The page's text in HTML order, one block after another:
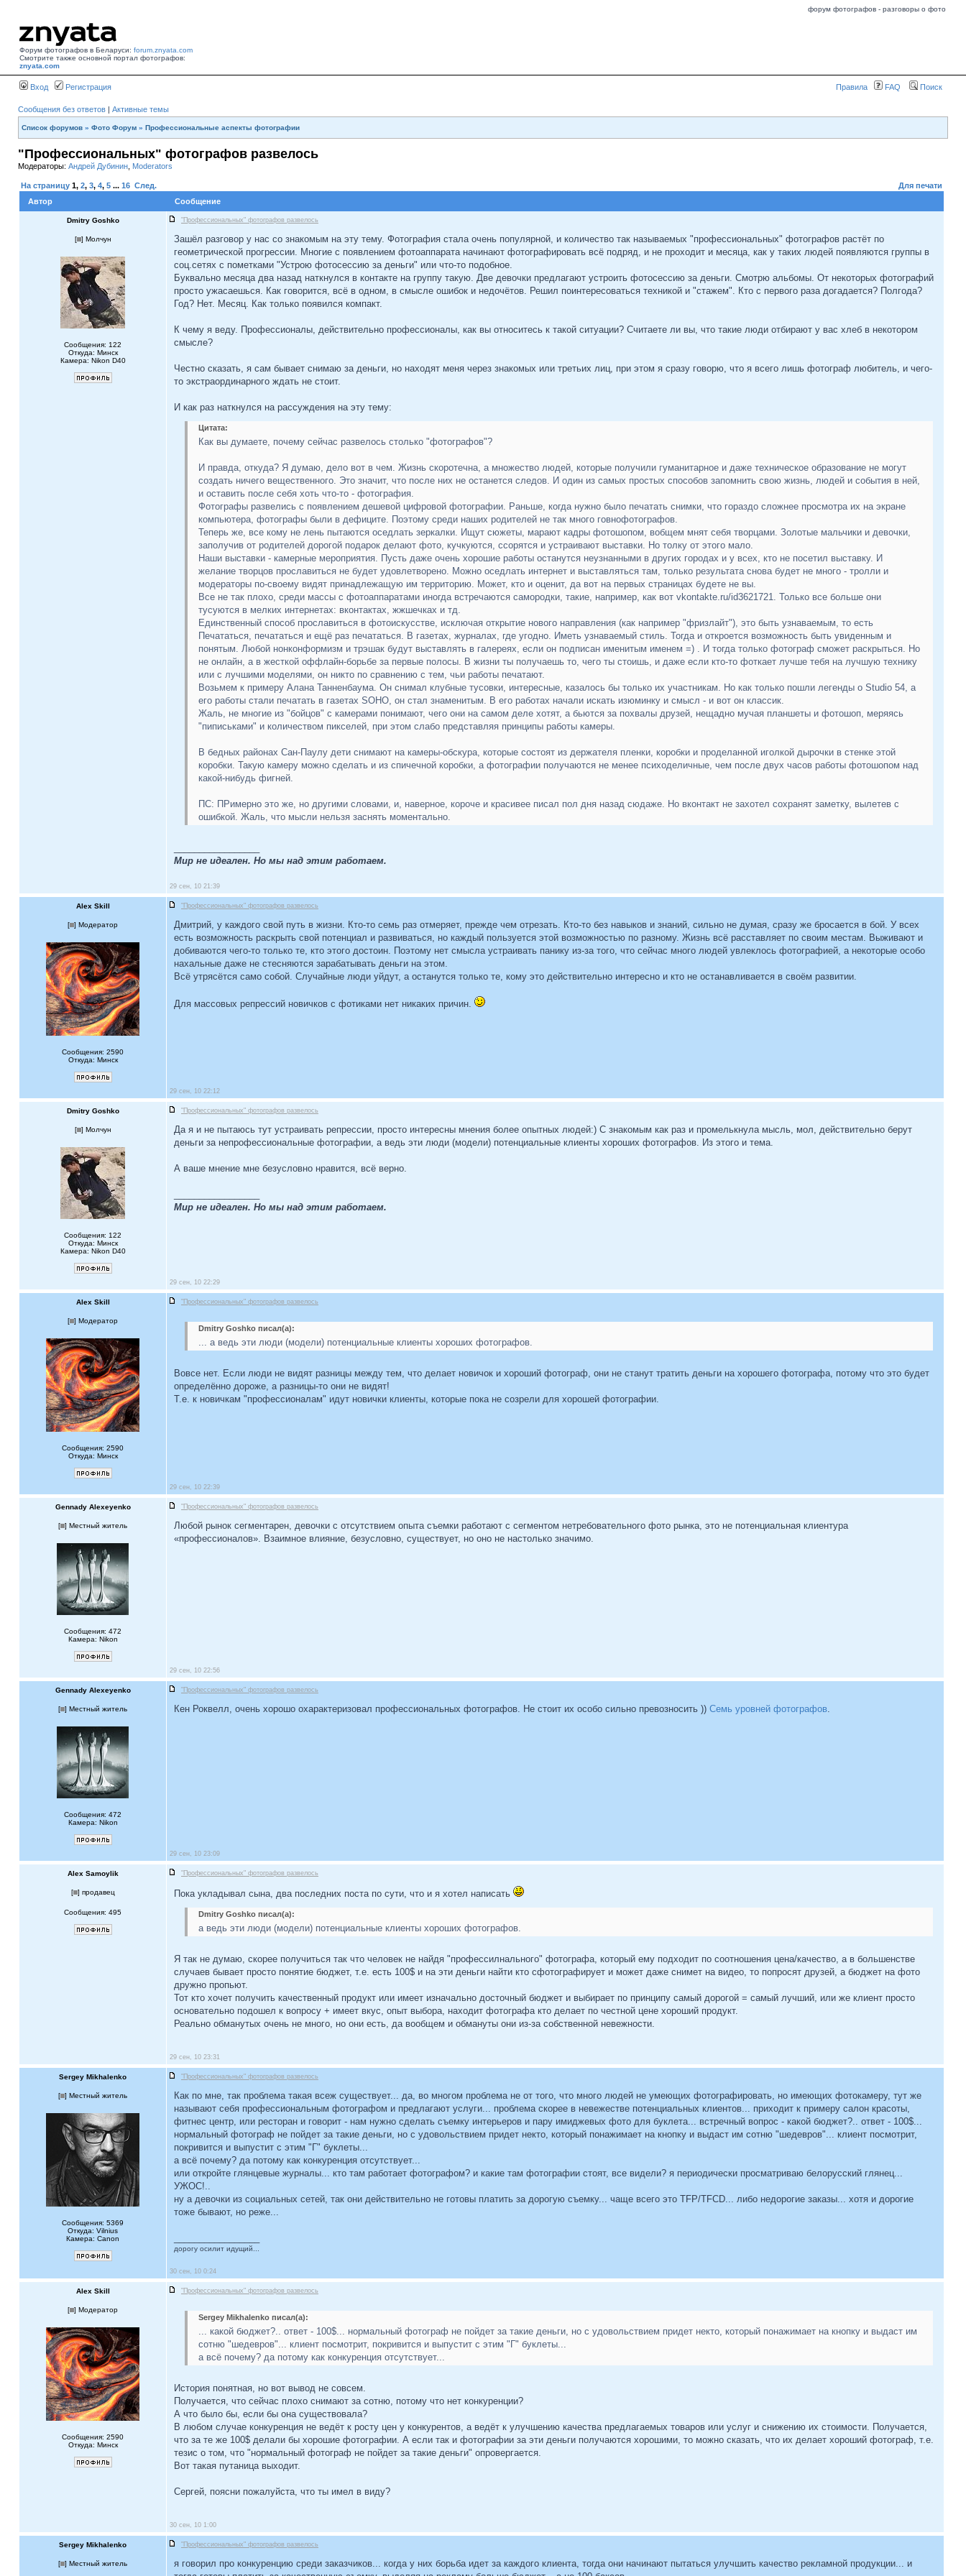
форум фотографов - разговоры о фото
Форум фотографов в Беларуси: forum.znyata.com
Смотрите также основной портал фотографов:
znyata.com
Вход Регистрация Правила FAQ Поиск
Сообщения без ответов | Активные темы
Список форумов » Фото Форум » Профессиональные аспекты фотографии
"Профессиональных" фотографов развелось
Модераторы: Андрей Дубинин Moderators
На страницу 1, 2, 3, 4, 5 ... 16 След.
Для печати
Автор
Сообщение
Dmitry Goshko "Профессиональных" фотографов развелось
[ ] Молчун
Сообщения: 122
Откуда: Минск
Камера: Nikon D40
Зашёл разговор у нас со знакомым на эту тему. Фотография стала очень популярной, и количество так называемых "профессиональных" фотографов растёт по
геометрической прогрессии. Многие с появлением фотоаппарата начинают фотографировать всё подряд, и не проходит и месяца, как у таких людей появляются группы в
соц.сетях с пометками "Устрою фотосессию за деньги" или что-то подобное.
Буквально месяца два назад наткнулся в контакте на группу такую. Две девочки предлагают устроить фотосессию за деньги. Смотрю альбомы. От некоторых фотографий
просто ужасаешься. Как говорится, всё в одном, в смысле ошибок и недочётов. Решил поинтересоваться техникой и "стажем". Кто с первого раза догадается? Полгода?
Год? Нет. Месяц. Как только появился компакт.
К чему я веду. Профессионалы, действительно профессионалы, как вы относитесь к такой ситуации? Считаете ли вы, что такие люди отбирают у вас хлеб в некотором
смысле?
Честно сказать, я сам бывает снимаю за деньги, но находят меня через знакомых или третьих лиц, при этом я сразу говорю, что я всего лишь фотограф любитель, и чего-
то экстраординарного ждать не стоит.
И как раз наткнулся на рассуждения на эту тему:
Цитата:
Как вы думаете, почему сейчас развелось столько "фотографов"?
И правда, откуда? Я думаю, дело вот в чем. Жизнь скоротечна, а множество людей, которые получили гуманитарное и даже техническое образование не могут
создать ничего вещественного. Это значит, что после них не останется следов. И один из самых простых способов запомнить свою жизнь, людей и события в ней,
и оставить после себя хоть что-то - фотография.
Фотографы развелись с появлением дешевой цифровой фотографии. Раньше, когда нужно было печатать снимки, что гораздо сложнее просмотра их на экране
компьютера, фотографы были в дефиците. Поэтому среди наших родителей не так много говнофотографов.
Теперь же, все кому не лень пытаются оседлать зеркалки. Ищут сюжеты, марают кадры фотошопом, вобщем мнят себя творцами. Золотые мальчики и девочки,
заполучив от родителей дорогой подарок делают фото, кучкуются, ссорятся и устраивают выставки. Но толку от этого мало.
Наши выставки - камерные мероприятия. Пусть даже очень хорошие работы останутся неузнанными в других городах и у всех, кто не посетил выставку. И
желание творцов прославиться не будет удовлетворено. Можно оседлать интернет и выставляться там, только результата снова будет не много - тролли и
модераторы по-своему видят принадлежащую им территорию. Может, кто и оценит, да вот на первых страницах будете не вы.
Все не так плохо, среди массы с фотоаппаратами иногда встречаются самородки, такие, например, как вот vkontakte.ru/id3621721. Только все больше они
тусуются в мелких интернетах: вконтактах, жжшечках и тд.
Единственный способ прославиться в фотоискусстве, исключая открытие нового направления (как например "фризлайт"), это быть узнаваемым, то есть
Печататься, печататься и ещё раз печататься. В газетах, журналах, где угодно. Иметь узнаваемый стиль. Тогда и откроется возможность быть увиденным и
понятым. Любой нонконформизм и трэшак будут выставлять в галереях, если он подписан именитым именем =) . И тогда только фотограф сможет раскрыться. Но
не онлайн, а в жесткой оффлайн-борьбе за первые полосы. В жизни ты получаешь то, чего ты стоишь, и даже если кто-то фоткает лучше тебя на лучшую технику
или с лучшими моделями, он никто по сравнению с тем, чьи работы печатают.
Возьмем к примеру Алана Танненбаума. Он снимал клубные тусовки, интересные, казалось бы только их участникам. Но как только пошли легенды о Studio 54, а
его работы стали печатать в газетах SOHO, он стал знаменитым. В его работах начали искать изюминку и смысл - и вот он классик.
Жаль, не многие из "бойцов" с камерами понимают, чего они на самом деле хотят, а бьются за похвалы друзей, нещадно мучая планшеты и фотошоп, меряясь
"пиписьками" и количеством пикселей, при этом слабо представляя принципы работы камеры.
В бедных районах Сан-Паулу дети снимают на камеры-обскура, которые состоят из держателя пленки, коробки и проделанной иголкой дырочки в стенке этой
коробки. Такую камеру можно сделать и из спичечной коробки, а фотографии получаются не менее психоделичные, чем после двух часов работы фотошопом над
какой-нибудь фигней.
ПС: ПРимерно это же, но другими словами, и, наверное, короче и красивее писал пол дня назад сюдаже. Но вконтакт не захотел сохранят заметку, вылетев с
ошибкой. Жаль, что мысли нельзя заснять моментально.
Мир не идеален. Но мы над этим работаем.
29 сен, 10 21:39
Alex Skill "Профессиональных" фотографов развелось
[ ] Модератор
Сообщения: 2590
Откуда: Минск
Дмитрий, у каждого свой путь в жизни. Кто-то семь раз отмеряет, прежде чем отрезать. Кто-то без навыков и знаний, сильно не думая, сразу же бросается в бой. У всех
есть возможность раскрыть свой потенциал и развиваться, но каждый пользуется этой возможностью по разному. Жизнь всё расставляет по своим местам. Выживают и
добиваются чего-то только те, кто этого достоин. Поэтому нет смысла устраивать панику из-за того, что сейчас много людей увлеклось фотографией, а некоторые особо
нахальные даже не стесняются зарабатывать деньги на этом.
Всё утрясётся само собой. Случайные люди уйдут, а останутся только те, кому это действительно интересно и кто не останавливается в своём развитии.
Для массовых репрессий новичков с фотиками нет никаких причин.
29 сен, 10 22:12
Dmitry Goshko "Профессиональных" фотографов развелось
[ ] Молчун
Сообщения: 122
Откуда: Минск
Камера: Nikon D40
Да я и не пытаюсь тут устраивать репрессии, просто интересны мнения более опытных людей:) С знакомым как раз и промелькнула мысль, мол, действительно берут
деньги за непрофессиональные фотографии, а ведь эти люди (модели) потенциальные клиенты хороших фотографов. Из этого и тема.
А ваше мнение мне безусловно нравится, всё верно.
Мир не идеален. Но мы над этим работаем.
29 сен, 10 22:29
Alex Skill "Профессиональных" фотографов развелось
[ ] Модератор
Сообщения: 2590
Откуда: Минск
Dmitry Goshko писал(а):
... а ведь эти люди (модели) потенциальные клиенты хороших фотографов.
Вовсе нет. Если люди не видят разницы между тем, что делает новичок и хороший фотограф, они не станут тратить деньги на хорошего фотографа, потому что это будет
определённо дороже, а разницы-то они не видят!
Т.е. к новичкам "профессионалам" идут новички клиенты, которые пока не созрели для хорошей фотографии.
29 сен, 10 22:39
Gennady Alexeyenko "Профессиональных" фотографов развелось
[ ] Местный житель
Сообщения: 472
Камера: Nikon
Любой рынок сегментарен, девочки с отсутствием опыта съемки работают с сегментом нетребовательного фото рынка, это не потенциальная клиентура
«профессионалов». Взаимное влияние, безусловно, существует, но оно не настолько значимо.
29 сен, 10 22:56
Gennady Alexeyenko "Профессиональных" фотографов развелось
[ ] Местный житель
Сообщения: 472
Камера: Nikon
Кен Роквелл, очень хорошо охарактеризовал профессиональных фотографов. Не стоит их особо сильно превозносить )) Семь уровней фотографов.
29 сен, 10 23:09
Alex Samoylik "Профессиональных" фотографов развелось
[ ] продавец
Сообщения: 495
Пока укладывал сына, два последних поста по сути, что и я хотел написать
Dmitry Goshko писал(а):
а ведь эти люди (модели) потенциальные клиенты хороших фотографов.
Я так не думаю, скорее получиться так что человек не найдя "профессилнального" фотографа, который ему подходит по соотношения цена/качество, а в большенстве
случаев бывает просто понятие бюджет, т.е. есть 100$ и на эти деньги найти кто сфотографирует и может даже снимет на видео, то попросят друзей, а бюджет на фото
дружно пропьют.
Тот кто хочет получить качественный продукт или имеет изначально досточный бюджет и выбирает по принципу самый дорогой = самый лучший, или же клиент просто
основательно подошел к вопросу + имеет вкус, опыт выбора, находит фотографа кто делает по честной цене хороший продукт.
Реально обманутых очень не много, но они есть, да вообщем и обмануты они из-за собственной невежности.
29 сен, 10 23:31
Sergey Mikhalenko "Профессиональных" фотографов развелось
[ ] Местный житель
Сообщения: 5369
Откуда: Vilnius
Камера: Canon
Как по мне, так проблема такая всеж существует... да, во многом проблема не от того, что много людей не умеющих фотографировать, но имеющих фотокамеру, тут же
называют себя профессиональным фотографом и предлагают услуги... проблема скорее в невежестве потенциальных клиентов... приходит к примеру салон красоты,
фитнес центр, или ресторан и говорит - нам нужно сделать съемку интерьеров и пару имиджевых фото для буклета... встречный вопрос - какой бюджет?.. ответ - 100$...
нормальный фотограф не пойдет за такие деньги, но с удовольствием придет некто, который понажимает на кнопку и выдаст им сотню "шедевров"... клиент посмотрит,
покривится и выпустит с этим "Г" буклеты...
а всё почему? да потому как конкуренция отсутствует...
или откройте глянцевые журналы... кто там работает фотографом? и какие там фотографии стоят, все видели? я периодически просматриваю белорусский глянец...
УЖОС!..
ну а девочки из социальных сетей, так они действительно не готовы платить за дорогую съемку... чаще всего это TFP/TFCD... либо недорогие заказы... хотя и дорогие
тоже бывают, но реже...
дорогу осилит идущий...
30 сен, 10 0:24
Alex Skill "Профессиональных" фотографов развелось
[ ] Модератор
Сообщения: 2590
Откуда: Минск
Sergey Mikhalenko писал(а):
... какой бюджет?.. ответ - 100$... нормальный фотограф не пойдет за такие деньги, но с удовольствием придет некто, который понажимает на кнопку и выдаст им
сотню "шедевров"... клиент посмотрит, покривится и выпустит с этим "Г" буклеты...
а всё почему? да потому как конкуренция отсутствует...
История понятная, но вот вывод не совсем.
Получается, что сейчас плохо снимают за сотню, потому что нет конкуренции?
А что было бы, если бы она существовала?
В любом случае конкуренция не ведёт к росту цен у конкурентов, а ведёт к улучшению качества предлагаемых товаров или услуг и снижению их стоимости. Получается,
что за те же 100$ делали бы хорошие фотографии. А если так и фотографии за эти деньги получаются хорошими, то можно сказать, что их делает хороший фотограф, т.е.
тезис о том, что "нормальный фотограф не пойдет за такие деньги" опровергается.
Вот такая путаница выходит.
Сергей, поясни пожалуйста, что ты имел в виду?
30 сен, 10 1:00
Sergey Mikhalenko "Профессиональных" фотографов развелось
[ ] Местный житель
я говорил про конкуренцию среди заказчиков... когда у них борьба идет за каждого клиента, тогда они начинают пытаться улучшить качество рекламной продукции... и